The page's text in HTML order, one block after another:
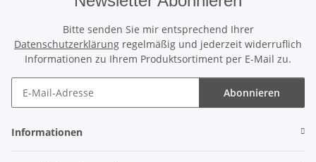
Bitte senden Sie mir entsprechend Ihrer
Datenschutzerklärung regelmäßig und jederzeit widerruflich
Informationen zu Ihrem Produktsortiment per E-Mail zu.
Abonnieren
Informationen